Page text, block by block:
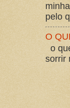
pelo
O
o
sorrir